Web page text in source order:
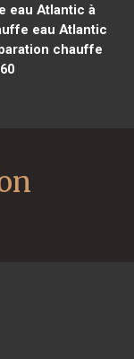
eau Atlantic à
eau Atlantic
chauffe